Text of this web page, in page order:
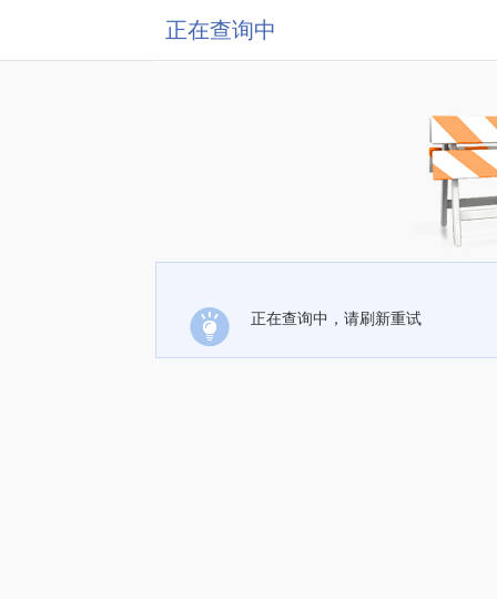
正在查询中
正在查询中，请刷新重试